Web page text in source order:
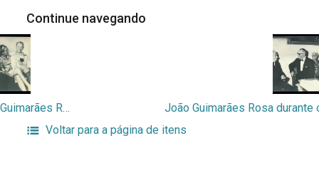
Continue navegando
Visita de João Guimarães Rosa à família
Voltar para a página de itens